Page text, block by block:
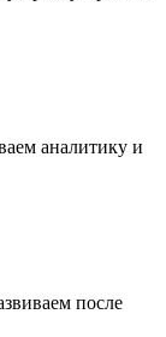
аналитику и
после